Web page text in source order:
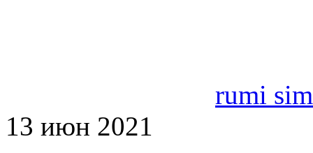
rumi
13 июн 2021